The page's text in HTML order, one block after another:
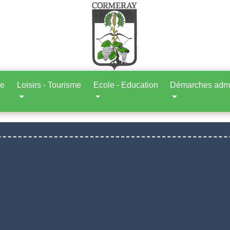
Loisirs - Tourisme Ecole - Education Démarches